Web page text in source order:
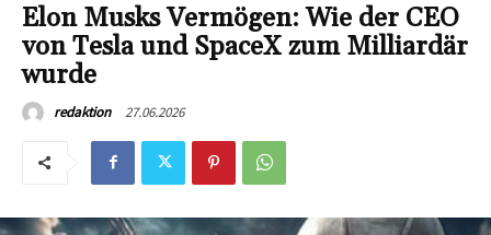
Elon Musks Vermögen: Wie der CEO
von Tesla und SpaceX zum Milliardär
wurde
redaktion 27.06.2026